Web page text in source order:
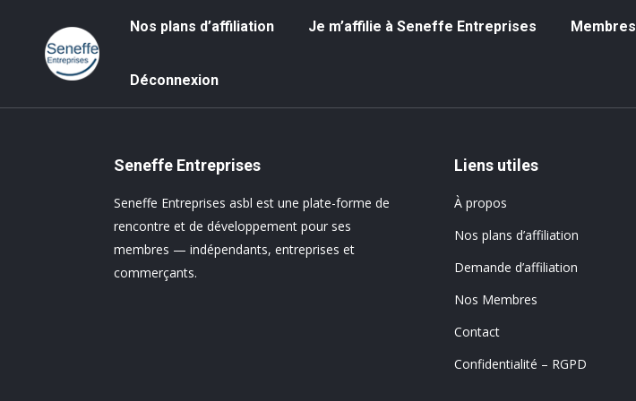
Nos plans d’affiliation Je m’affilie à Seneffe Entreprises Membres
Déconnexion
Seneffe Entreprises
Seneffe Entreprises asbl est une plate-forme de
rencontre et de développement pour ses
membres — indépendants, entreprises et
commerçants.
Liens utiles
À propos
Nos plans d’affiliation
Demande d’affiliation
Nos Membres
Contact
Confidentialité – RGPD
Nos plans d’affiliation Je m’affilie à Seneffe Entreprises Membres